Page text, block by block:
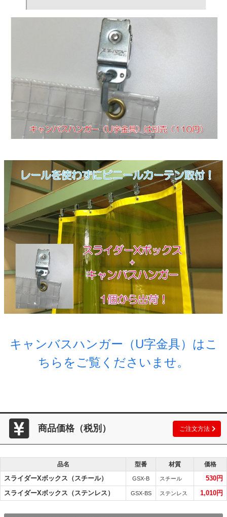
キャンバスハンガー（U字金具）はこ
ちらをご覧くださいませ。
商品価格（税別） ご注文方法
品名 型番 材質 価格
スライダーXボックス（スチール） GSX-B スチール
530円
スライダーXボックス（ステンレス）
GSX-BS ステンレス 1,010円